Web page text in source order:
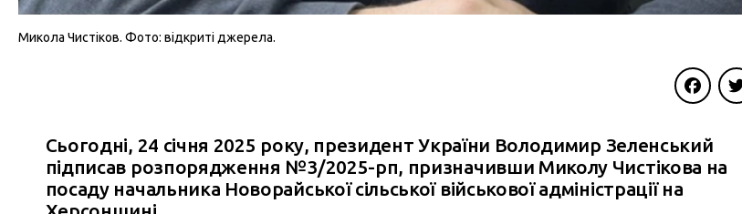
Микола Чистіков. Фото: відкриті джерела.
Сьогодні, 24 січня 2025 року, президент України Володимир Зеленський
підписав розпорядження №3/2025-рп, призначивши Миколу Чистікова на
посаду начальника Новорайської сільської військової адміністрації на